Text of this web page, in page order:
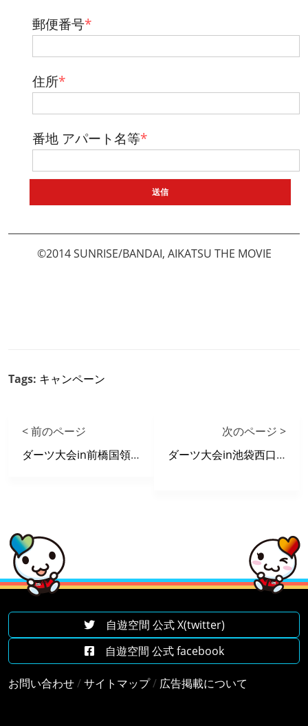
郵便番号*
住所*
番地 アパート名等*
©2014 SUNRISE/BANDAI, AIKATSU THE MOVIE
Tags: キャンペーン
< 前のページ
ダーツ大会in前橋国領町店≪12/6≫
次のページ >
ダーツ大会in池袋西口ROSA店≪12/10≫
自遊空間 公式 X(twitter)
自遊空間 公式 facebook
お問い合わせ/サイトマップ/ 広告掲載について